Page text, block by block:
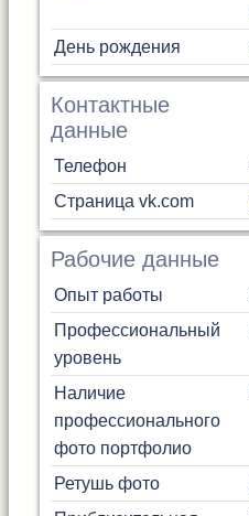
День рождения
Контактные
данные
Телефон
Страница vk.com
Рабочие данные
Опыт работы
Профессиональный
уровень
Наличие
профессионального
фото портфолио
Ретушь фото